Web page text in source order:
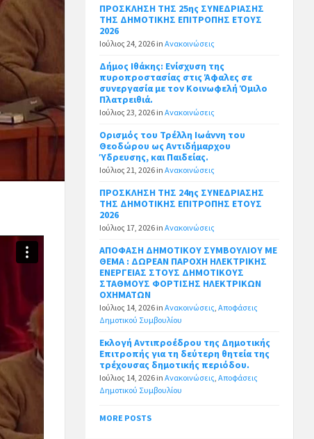
ΠΡΟΣΚΛΗΣΗ ΤΗΣ 25ης ΣΥΝΕΔΡΙΑΣΗΣ
ΤΗΣ ΔΗΜΟΤΙΚΗΣ ΕΠΙΤΡΟΠΗΣ ΕΤΟΥΣ
2026
Ιούλιος 24, 2026 inΑνακοινώσεις
Δήμος Ιθάκης: Ενίσχυση της
πυροπροστασίας στις Άφαλες σε
συνεργασία με τον Κοινωφελή Όμιλο
Πλατρειθιά.
Ιούλιος 23, 2026 inΑνακοινώσεις
Ορισμός του Τρέλλη Ιωάννη του
Θεοδώρου ως Αντιδήμαρχου
Ύδρευσης, και Παιδείας.
Ιούλιος 21, 2026 inΑνακοινώσεις
ΠΡΟΣΚΛΗΣΗ ΤΗΣ 24ης ΣΥΝΕΔΡΙΑΣΗΣ
ΤΗΣ ΔΗΜΟΤΙΚΗΣ ΕΠΙΤΡΟΠΗΣ ΕΤΟΥΣ
2026
Ιούλιος 17, 2026 inΑνακοινώσεις
ΑΠΟΦΑΣΗ ΔΗΜΟΤΙΚΟΥ ΣΥΜΒΟΥΛΙΟΥ ΜΕ
ΘΕΜΑ : ΔΩΡΕΑΝ ΠΑΡΟΧΗ ΗΛΕΚΤΡΙΚΗΣ
ΕΝΕΡΓΕΙΑΣ ΣΤΟΥΣ ΔΗΜΟΤΙΚΟΥΣ
ΣΤΑΘΜΟΥΣ ΦΟΡΤΙΣΗΣ ΗΛΕΚΤΡΙΚΩΝ
ΟΧΗΜΑΤΩΝ
Ιούλιος 14, 2026 inΑνακοινώσεις,Αποφάσεις
Δημοτικού Συμβουλίου
Εκλογή Αντιπροέδρου της Δημοτικής
Επιτροπής για τη δεύτερη θητεία της
τρέχουσας δημοτικής περιόδου.
Ιούλιος 14, 2026 inΑνακοινώσεις,Αποφάσεις
Δημοτικού Συμβουλίου
MORE POSTS